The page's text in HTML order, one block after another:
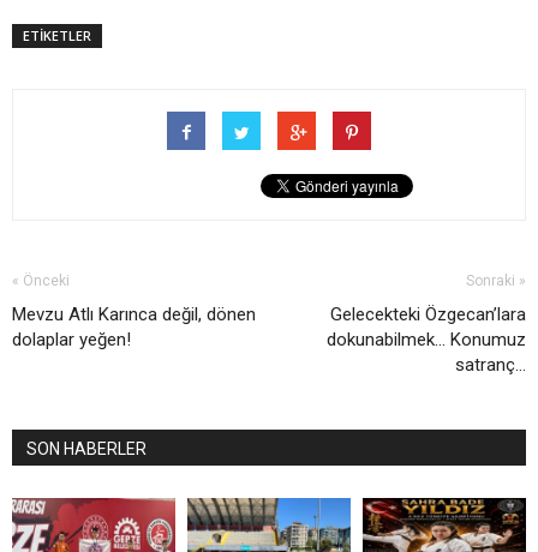
ETİKETLER
« Önceki
Mevzu Atlı Karınca değil, dönen
dolaplar yeğen!
Sonraki »
Gelecekteki Özgecan’lara
dokunabilmek... Konumuz
satranç...
SON HABERLER